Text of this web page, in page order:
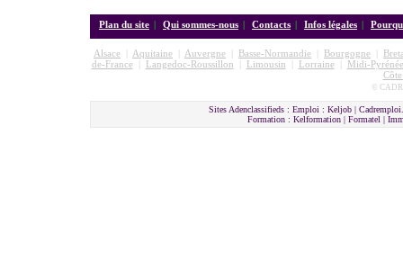
Plan du site | Qui sommes-nous | Contacts | Infos légales |
Alsace Aquitaine Auvergne Basse-Normandie Bourgogne
de-France| Langedoc-Roussillon Limousin Lorraine|
Midi-
©
Sites Adenclassifieds : Emploi : Keljob |
Formation : Kelformation | Formatel |